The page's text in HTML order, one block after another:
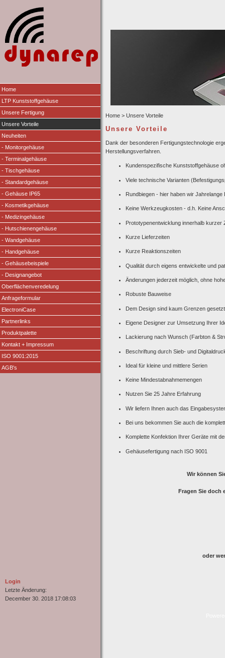
Home
LTP Kunststoffgehäuse
Unsere Fertigung
Unsere Vorteile
Neuheiten
- Monitorgehäuse
- Terminalgehäuse
- Tischgehäuse
- Standardgehäuse
- Gehäuse IP65
- Kosmetikgehäuse
- Medizingehäuse
- Hutschienengehäuse
- Wandgehäuse
- Handgehäuse
- Gehäusebeispiele
- Designangebot
Oberflächenveredelung
Anfrageformular
ElectroniCase
Partnerlinks
Produktpalette
Kontakt + Impressum
ISO 9001:2015
AGB's
Home > Unsere Vorteile
Unsere Vorteile
Dank der besonderen Fertigungstechnologie
Herstellungsverfahren.
Kundenspezifische Kunststoffgehäuse
Viele technische Varianten
Rundbiegen - hier haben wir Jahrelange
Keine Werkzeugkosten - d.h. Keine
Prototypenentwicklung innerhalb kurzer
Kurze Lieferzeiten
Kurze Reaktionszeiten
Qualität durch eigens entwickelte und
Änderungen jederzeit möglich, ohne
Robuste Bauweise
Dem Design sind kaum Grenzen
Eigene Designer zur Umsetzung Ihrer
Lackierung nach Wunsch (Farbton &
Beschriftung durch Sieb- und
Ideal für kleine und mittlere Serien
Keine Mindestabnahmemengen
Nutzen Sie 25 Jahre Erfahrung
Wir liefern Ihnen auch das
Bei uns bekommen Sie auch die
Komplette Konfektion Ihrer Geräte mit
Gehäusefertigung nach ISO 9001
Wir können
Fragen Sie doch
oder
Login
Letzte Änderung:
December 30. 2018 17:08:03